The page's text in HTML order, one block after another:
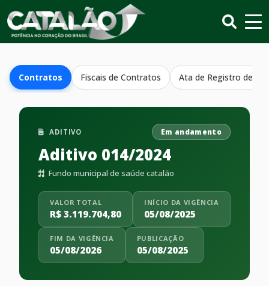
Contratos Fiscais de Contratos Ata de Registro de
ADITIVO Em andamento
Aditivo 014/2024
Fundo municipal de saúde catalão
VALOR TOTAL
R$ 3.119.704,80
INÍCIO DA VIGÊNCIA
05/08/2025
FIM DA VIGÊNCIA
05/08/2026
PUBLICAÇÃO
05/08/2025